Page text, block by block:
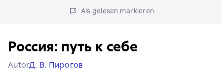
Als gelesen markieren
Россия: путь к себе
AutorД. В. Пирогов